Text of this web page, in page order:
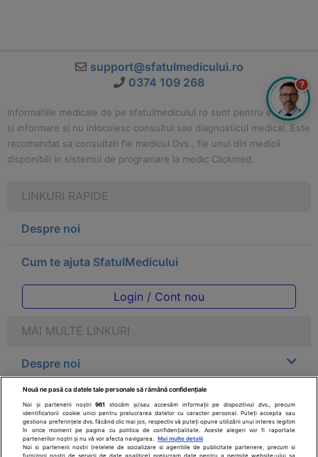
support@sfatulmedicului.ro
0374 109 268
Informatiile medicale de pe sfatulmedicului.ro sunt pentru educatie
si informare si nu inlocuiesc consultul sau diagnosticul medical. Este
recomandat sa consultati fie medicul Dvs., fie unul din medicii
disponibili in sistemul de programare la medic Clickmed.
LINKURI RAPIDE
Despre noi
Cum te ajuta SfatulMedicului
Login / Cont nou
MAI MULTE LINKURI
Despre noi
Legal
Drepturile consumatorului
?
Nouă ne pasă ca datele tale personale să rămână confidențiale
Noi și partenerii noștri961
stocăm și/sau accesăm informații pe dispozitivul dvs., precum
identificatorii cookie unici pentru prelucrarea datelor cu caracter personal. Puteți accepta sau
gestiona preferințele dvs. făcând clic mai jos, respectiv vă puteți opune utilizării unui interes legitim
în orice moment pe pagina cu politica de confidențialitate. Aceste alegeri vor fi raportate
partenerilor noștri și nu vă vor afecta navigarea.
Mai multe detalii
Noi si partenerii nostri (retelele de socializare si agentiile de publicitate partenere, precum si
furnizorii nostri de servicii de date analitice) prelucram date pentru a permite website-ului sa